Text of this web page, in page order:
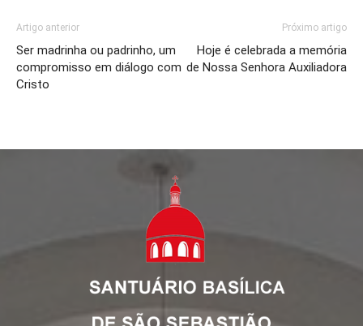
Artigo anterior
Ser madrinha ou padrinho, um
compromisso em diálogo com
Cristo
Próximo artigo
Hoje é celebrada a memória
de Nossa Senhora Auxiliadora